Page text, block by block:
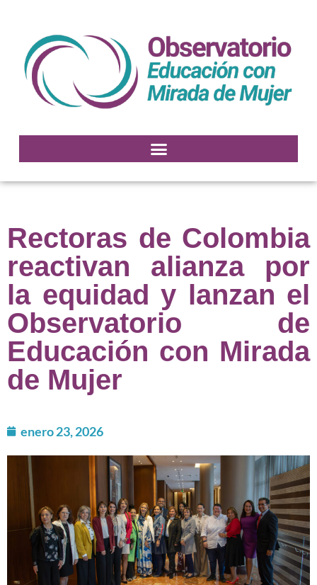
Rectoras de Colombia
reactivan alianza por
la equidad y lanzan el
Observatorio de
Educación con Mirada
de Mujer
enero 23, 2026